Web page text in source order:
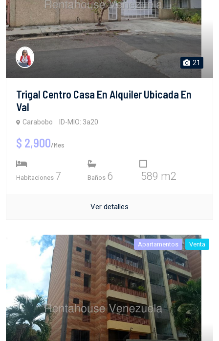
21
Trigal Centro Casa En Alquiler Ubicada En
Val
Carabobo ID-MIO: 3a20
$ 2,900/Mes
Habitaciones 7 Baños 6 589 m2
Ver detalles
Apartamentos Venta